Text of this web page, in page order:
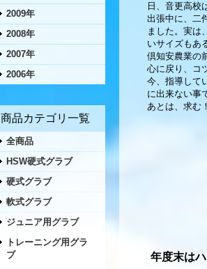
2009年
2008年
2007年
2006年
商品カテゴリ一覧
全商品
HSW硬式グラブ
硬式グラブ
軟式グラブ
ジュニア用グラブ
トレーニング用グラ
ブ
日、音更高校
出張中に、二
ました。実は
いサイズもあ
倶知安農業の
心に戻り、コ
今、指導して
に出来ない事
あとは、求む
年度末は